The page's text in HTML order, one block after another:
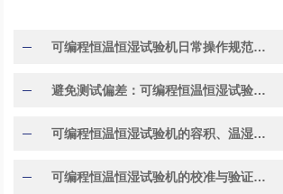
可编程恒温恒湿试验机日常操作规范与常见故障代码处理指南
避免测试偏差：可编程恒温恒湿试验机校准与维护要点
​​可编程恒温恒湿试验机的容积、温湿度范围与控制精度对比​
可编程恒温恒湿试验机的校准与验证方法